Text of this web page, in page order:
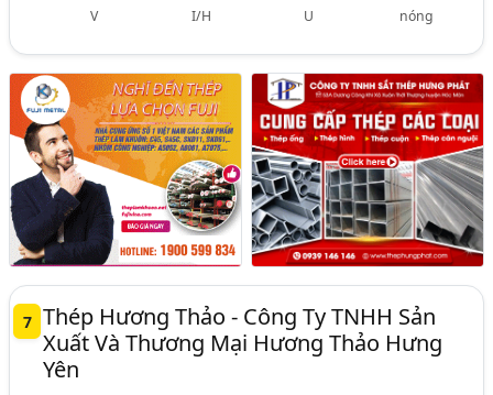
V
I/H
U
nóng
7 Thép Hương Thảo - Công Ty TNHH Sản
Xuất Và Thương Mại Hương Thảo Hưng
Yên